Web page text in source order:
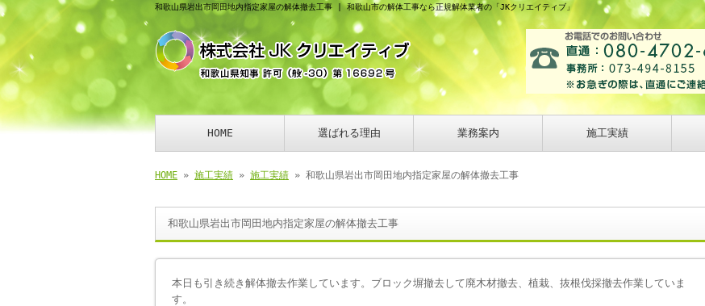
和歌山県岩出市岡田地内指定家屋の解体撤去工事 | 和歌山市の解体工事なら正規解体業者の「JKクリエイティブ」
HOME 選ばれる理由 業務案内 施工実績
HOME » 施工実績 » 施工実績 » 和歌山県岩出市岡田地内指定家屋の解体撤去工事
和歌山県岩出市岡田地内指定家屋の解体撤去工事
本日も引き続き解体撤去作業しています。ブロック塀撤去して廃木材撤去、植栽、抜根伐採撤去作業していま
す。